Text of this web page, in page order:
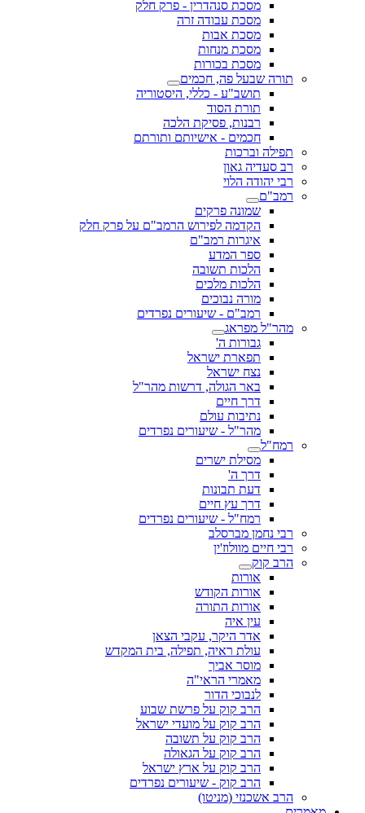
מסכת סנהדרין - פרק חלק
מסכת עבודה זרה
מסכת אבות
מסכת מנחות
מסכת בכורות
תורה שבעל פה, חכמים
תושב"ע - כללי, היסטוריה
תורת הסוד
רבנות, פסיקת הלכה
חכמים - אישיותם ותורתם
תפילה וברכות
רב סעדיה גאון
רבי יהודה הלוי
רמב"ם
שמונה פרקים
הקדמה לפירוש הרמב"ם על פרק חלק
איגרות רמב"ם
ספר המדע
הלכות תשובה
הלכות מלכים
מורה נבוכים
רמב"ם - שיעורים נפרדים
מהר"ל מפראג
גבורות ה'
תפארת ישראל
נצח ישראל
באר הגולה, דרשות מהר"ל
דרך חיים
נתיבות עולם
מהר"ל - שיעורים נפרדים
רמח"ל
מסילת ישרים
דרך ה'
דעת תבונות
דרך עץ חיים
רמח"ל - שיעורים נפרדים
רבי נחמן מברסלב
רבי חיים מוולוז'ין
הרב קוק
אורות
אורות הקודש
אורות התורה
עין איה
אדר היקר, עקבי הצאן
עולת ראיה, תפילה, בית המקדש
מוסר אביך
מאמרי הראי"ה
לנבוכי הדור
הרב קוק על פרשת שבוע
הרב קוק על מועדי ישראל
הרב קוק על תשובה
הרב קוק על הגאולה
הרב קוק על ארץ ישראל
הרב קוק - שיעורים נפרדים
הרב אשכנזי (מניטו)